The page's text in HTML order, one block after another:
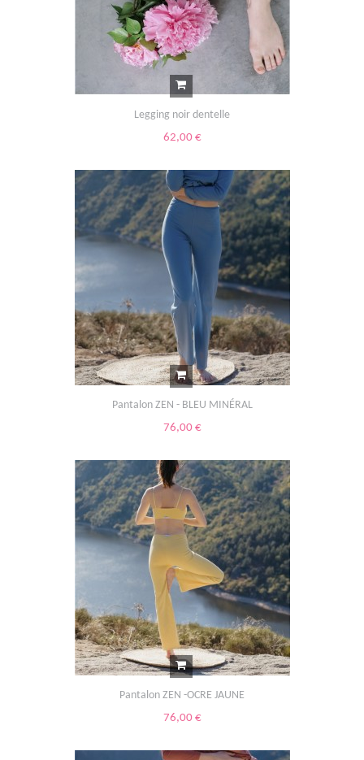
Legging noir dentelle
62,00 €
Pantalon ZEN - BLEU MINÉRAL
76,00 €
Pantalon ZEN -OCRE JAUNE
76,00 €